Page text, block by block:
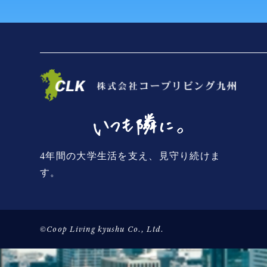
4年間の大学生活を支え、見守り続けま
す。
©Coop Living kyushu Co., Ltd.